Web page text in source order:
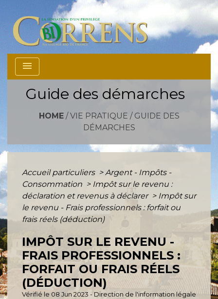
menu
Guide des démarches
HOME/ VIE PRATIQUE / GUIDE DES
DÉMARCHES
Accueil particuliers > Argent - Impôts -
Consommation > Impôt sur le revenu :
déclaration et revenus à déclarer > Impôt sur
le revenu - Frais professionnels : forfait ou
frais réels (déduction)
IMPÔT SUR LE REVENU -
FRAIS PROFESSIONNELS :
FORFAIT OU FRAIS RÉELS
(DÉDUCTION)
Vérifié le 08 Jun 2023 - Direction de l'information légale